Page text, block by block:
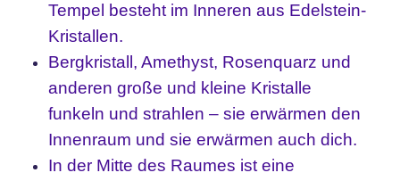
Tempel besteht im Inneren aus Edelstein-
Kristallen.
Bergkristall, Amethyst, Rosenquarz und
anderen große und kleine Kristalle
funkeln und strahlen – sie erwärmen den
Innenraum und sie erwärmen auch dich.
In der Mitte des Raumes ist eine